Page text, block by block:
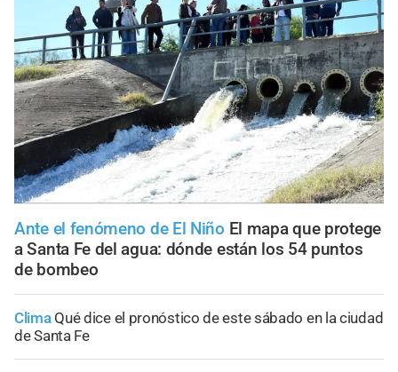
Ante el fenómeno de El Niño El mapa que protege
a Santa Fe del agua: dónde están los 54 puntos
de bombeo
Clima Qué dice el pronóstico de este sábado en la ciudad
de Santa Fe